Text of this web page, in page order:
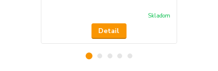
Skladom
Detail